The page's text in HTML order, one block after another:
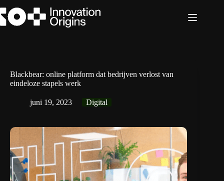
naar
de
Blackbear: online platform dat bedrijven verlost van
eindeloze stapels werk
juni 19, 2023 Digital